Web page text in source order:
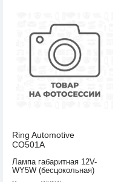
Ring Automotive
CO501A
Лампа габаритная 12V-
WY5W (бесцокольная)